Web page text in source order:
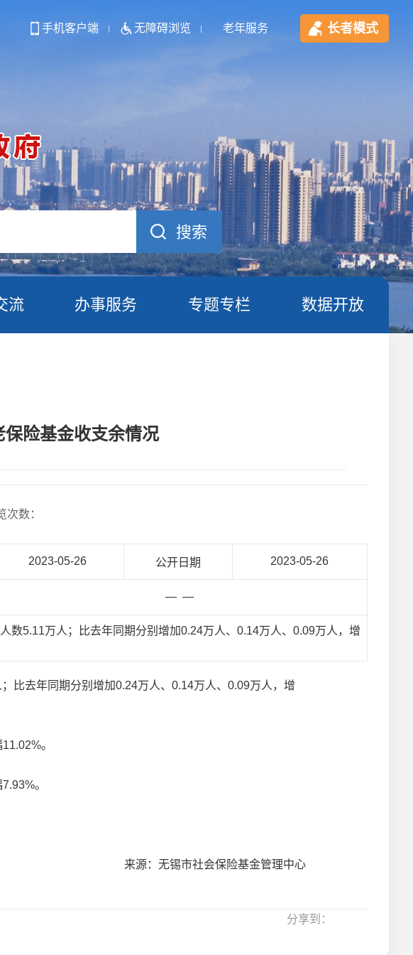
手机客户端 无障碍浏览 老年服务 长者模式
流 办事服务 专题专栏 数据开放
险基金收支余情况
次数：
2023-05-26 公开日期 2023-05-26
— —
5.11万人；比去年同期分别增加0.24万人、0.14万人、0.09万人，增
去年同期分别增加0.24万人、0.14万人、0.09万人，增
。
。
来源：无锡市社会保险基金管理中心
分享到：